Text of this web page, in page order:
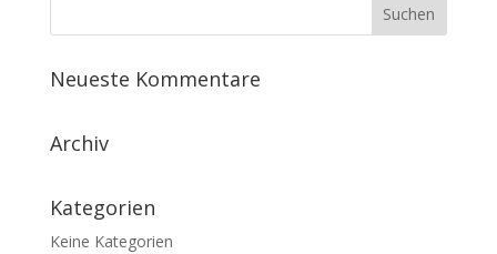
Neueste Kommentare
Archiv
Kategorien
Keine Kategorien